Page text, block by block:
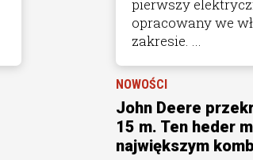
pierwszy
opracowany we
zakresie. ...
NOWOŚCI
John Deere
15 m. Ten heder
największym